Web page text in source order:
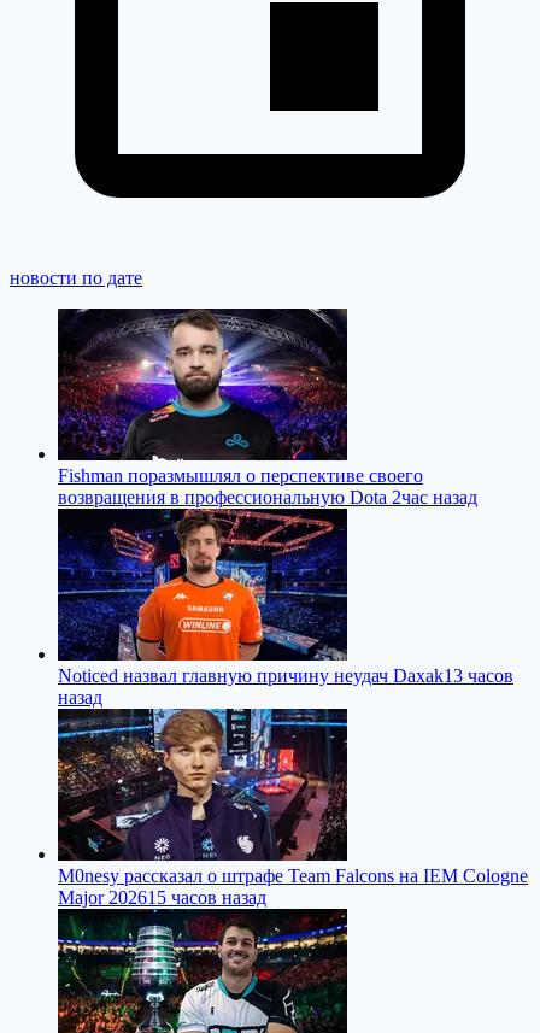
новости по дате
Fishman поразмышлял о перспективе своего
возвращения в профессиональную Dota 2час назад
Noticed назвал главную причину неудач Daxak13 часов
назад
M0nesy рассказал о штрафе Team Falcons на IEM Cologne
Major 202615 часов назад